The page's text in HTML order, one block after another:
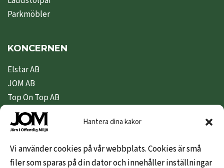
Hantera dina kakor
Vi använder cookies på vår webbplats. Cookies är små
filer som sparas på din dator och innehåller inställningar
Parkmöbler
KONCERNEN
Elstar AB
JOM AB
Top On Top AB
Nipeda AB
Nivex Topsafe AB